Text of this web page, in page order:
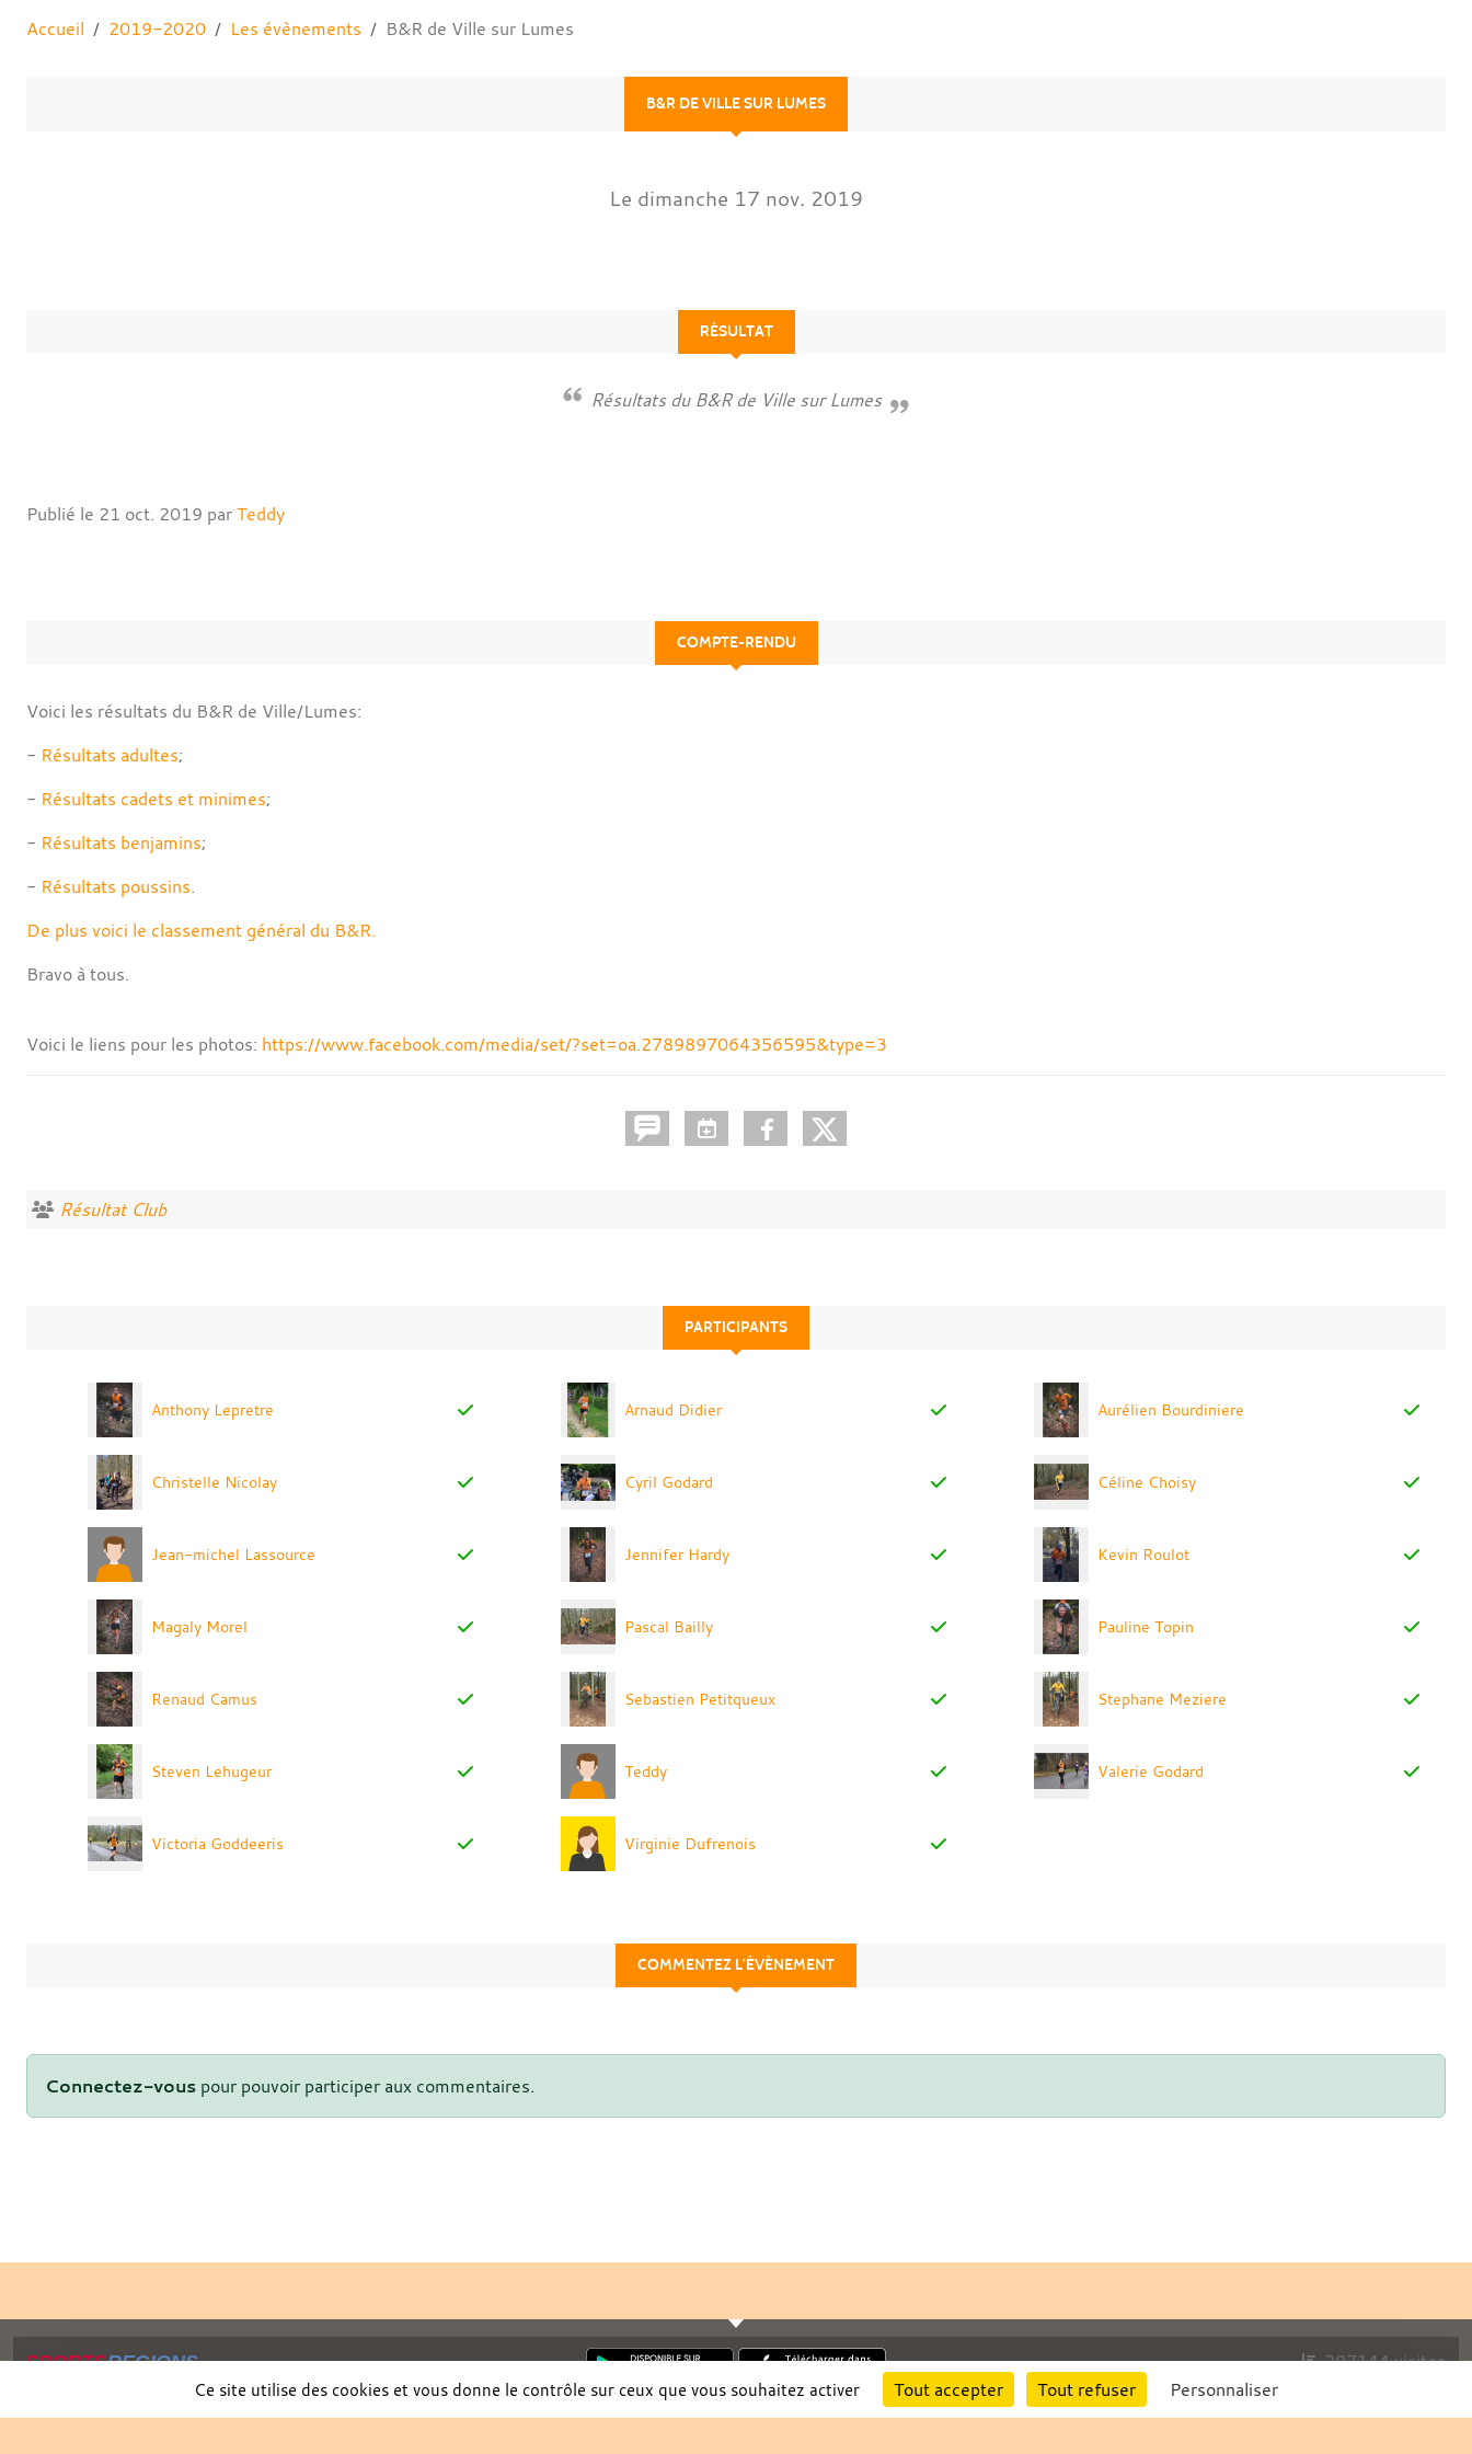
Accueil 2019-2020 Les évènements B&R de Ville sur Lumes
B&R DE VILLE SUR LUMES
Le dimanche 17 nov. 2019
RÉSULTAT
Résultats du B&R de Ville sur Lumes
Publié le 21 oct. 2019 parTeddy
COMPTE-RENDU
Voici les résultats du B&R de Ville/Lumes:
- Résultats adultes;
- Résultats cadets et minimes;
- Résultats benjamins;
- Résultats poussins.
De plus voici le classement général du B&R.
Bravo à tous.
Voici le liens pour les photos: https://www.facebook.com/media/set/?set=oa.2789897064356595&type=3
Résultat Club
PARTICIPANTS
Anthony Lepretre Arnaud Didier Aurélien Bourdiniere
Christelle Nicolay Cyril Godard Céline Choisy
Jean-michel Lassource Jennifer Hardy Kevin Roulot
Magaly Morel Pascal Bailly Pauline Topin
Renaud Camus Sebastien Petitqueux Stephane Meziere
Steven Lehugeur Teddy Valerie Godard
Victoria Goddeeris Virginie Dufrenois
COMMENTEZ L’ÉVÈNEMENT
Connectez-vous pour pouvoir participer aux commentaires.
SPORTSREGIONS
Gestion des cookies
297144visites
Ce site utilise des cookies et vous donne le contrôle sur ceux que vous souhaitez activer Tout accepter Tout refuser Personnaliser